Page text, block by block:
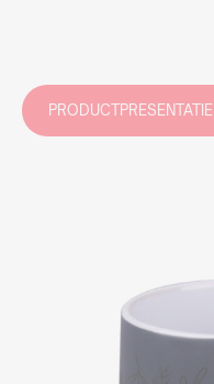
PRODUCTPRESENTATIE